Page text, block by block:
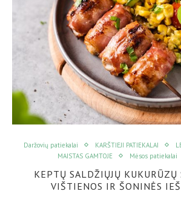
Daržovių patiekalai KARŠTIEJI PATIEKALAI
MAISTAS GAMTOJE
Mėsos patiekalai
KEPTŲ SALDŽIŲJŲ KUKURŪZŲ
VIŠTIENOS IR ŠONINĖS